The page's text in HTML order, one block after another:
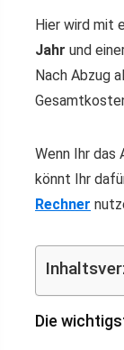
Hier wird mit
Jahr und
Nach Abzug
Wenn Ihr
könnt Ihr
Rechner
Die